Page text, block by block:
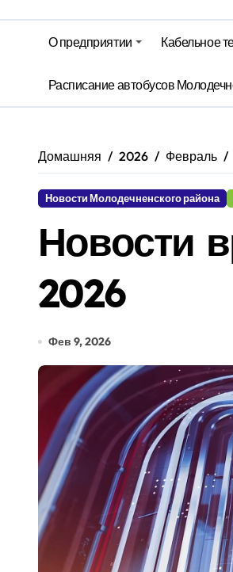
Молодечно.
О предприятии Кабельное
Расписание автобусов
Домашняя 2026 Февраль
Новости Молодечненского района
Новости
2026
Фев 9, 2026